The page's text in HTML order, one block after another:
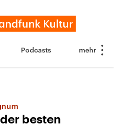
Podcasts
besten